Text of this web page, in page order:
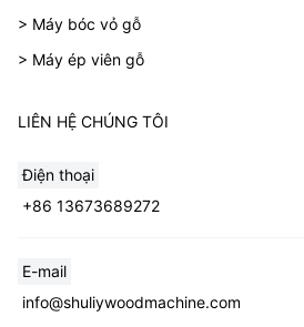
> Máy bóc vỏ gỗ
> Máy ép viên gỗ
LIÊN HỆ CHÚNG TÔI
Điện thoại
+86 13673689272
E-mail
info@shuliywoodmachine.com